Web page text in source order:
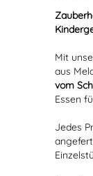
Mit
aus
vom
Essen
Jedes